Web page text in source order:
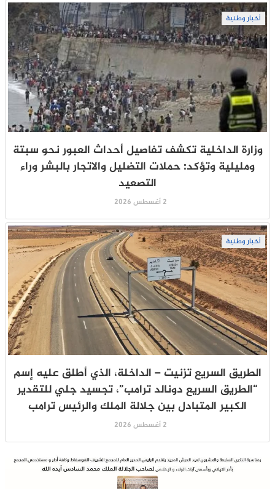
أخبار وطنية
وزارة الداخلية تكشف تفاصيل أحداث العبور نحو سبتة
ومليلية وتؤكد: حملات التضليل والاتجار بالبشر وراء
التصعيد
2 أغسطس 2026
أخبار وطنية
الطريق السريع تزنيت – الداخلة، الذي أطلق عليه إسم
“الطريق السريع دونالد ترامب”، تجسيد جلي للتقدير
الكبير المتبادل بين جلالة الملك والرئيس ترامب
2 أغسطس 2026